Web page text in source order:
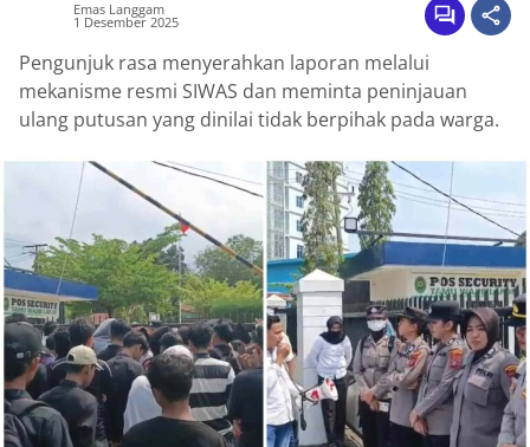
Emas Langgam
1 Desember 2025
Pengunjuk rasa menyerahkan laporan melalui
mekanisme resmi SIWAS dan meminta peninjauan
ulang putusan yang dinilai tidak berpihak pada warga.